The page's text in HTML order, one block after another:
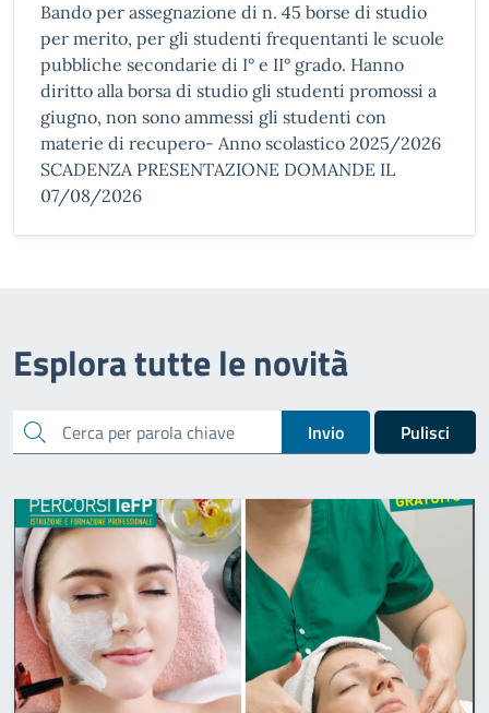
Bando per assegnazione di n. 45 borse di studio
per merito, per gli studenti frequentanti le scuole
pubbliche secondarie di I° e II° grado. Hanno
diritto alla borsa di studio gli studenti promossi a
giugno, non sono ammessi gli studenti con
materie di recupero- Anno scolastico 2025/2026
SCADENZA PRESENTAZIONE DOMANDE IL
07/08/2026
Esplora tutte le novità
cerca Invio Pulisci